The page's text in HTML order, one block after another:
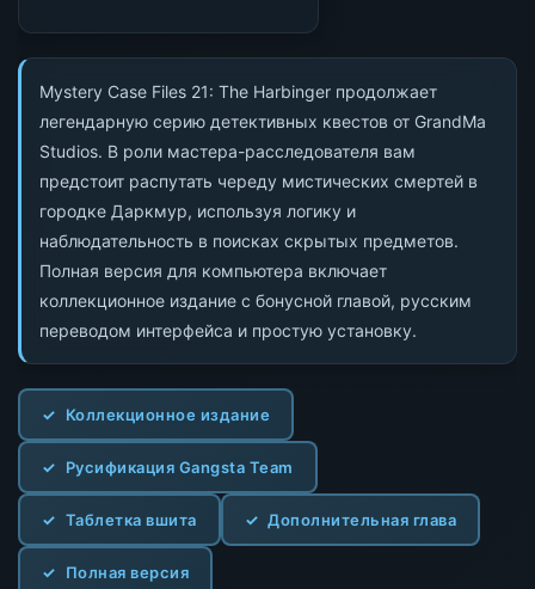
Mystery Case Files 21: The Harbinger продолжает
легендарную серию детективных квестов от GrandMa
Studios. В роли мастера-расследователя вам
предстоит распутать череду мистических смертей в
городке Даркмур, используя логику и
наблюдательность в поисках скрытых предметов.
Полная версия для компьютера включает
коллекционное издание с бонусной главой, русским
переводом интерфейса и простую установку.
Коллекционное издание
Русификация Gangsta Team
Таблетка вшита Дополнительная глава
Полная версия